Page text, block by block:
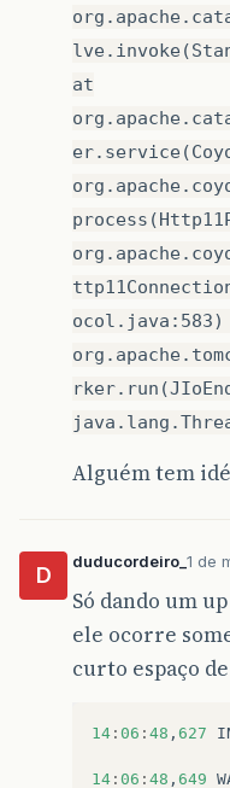
at
Alguém tem
D
duducordeiro_ 1 de
Só dando um
ele ocorre
curto espaço
14 : 06 : 48 , 627
14 : 06 : 48 , 649